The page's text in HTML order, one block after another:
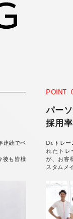
POINT
パー
採用
連続でベ
後も皆様
Dr.トレ
れたトレ
が、お客
スタムメ